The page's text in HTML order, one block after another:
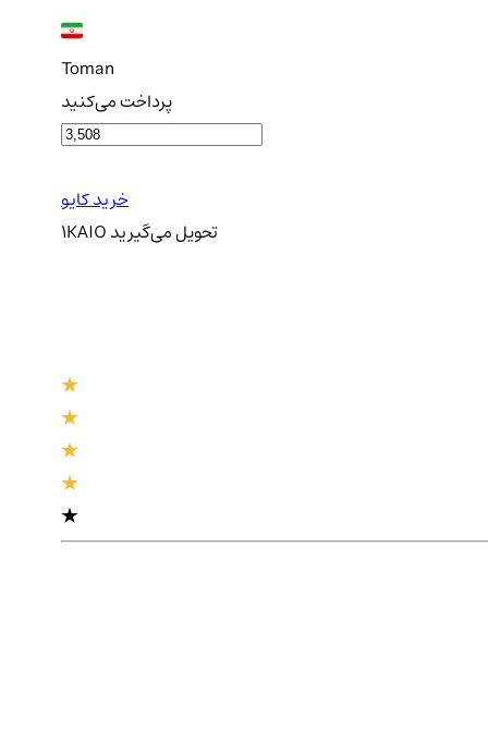
Toman
پرداخت می‌کنید
خرید کایو
1KAIO تحویلمی‌گیرید